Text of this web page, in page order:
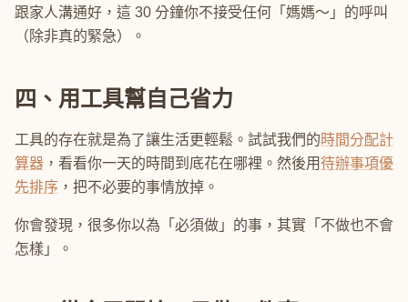
跟家人溝通好，這 30 分鐘你不接受任何「媽媽～」的呼叫
（除非真的緊急）。
四、用工具幫自己省力
工具的存在就是為了讓生活更輕鬆。試試我們的時間分配計
算器 ，看看你一天的時間到底花在哪裡。然後用待辦事項優
先排序 ，把不必要的事情放掉。
你會發現，很多你以為「必須做」的事，其實「不做也不會
怎樣」。